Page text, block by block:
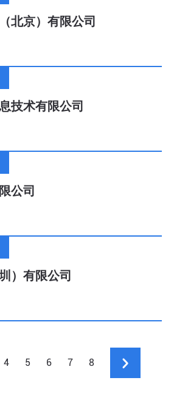
北京）有限公司
技术有限公司
公司
）有限公司
4 5 6 7 8